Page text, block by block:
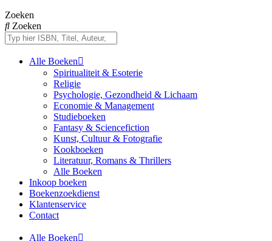
Zoeken
Zoeken
Alle Boeken
Spiritualiteit & Esoterie
Religie
Psychologie, Gezondheid & Lichaam
Economie & Management
Studieboeken
Fantasy & Sciencefiction
Kunst, Cultuur & Fotografie
Kookboeken
Literatuur, Romans & Thrillers
Alle Boeken
Inkoop boeken
Boekenzoekdienst
Klantenservice
Contact
Alle Boeken